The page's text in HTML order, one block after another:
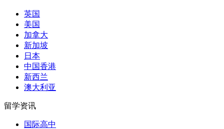
英国
美国
加拿大
新加坡
日本
中国香港
新西兰
澳大利亚
留学资讯
国际高中